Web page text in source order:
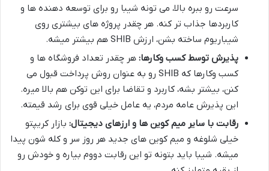
سرعت رو ببره بالا، می تونه شیبا رو برای توسعه دهنده ها و
کاربردها جذاب تر کنه. هر چقدر پروژه های بیشتری روی
شیباریوم ساخته بشن، ارزش SHIB هم بیشتر میشه.
پذیرش توسط کسب وکارها: هر چقدر تعداد فروشگاه ها و
کسب وکارها که SHIB رو به عنوان روش پرداخت قبول می
کنن، بیشتر بشه، کاربرد و تقاضا برای این توکن هم بالا میره.
این پذیرش عامه مردم، یه عامل خیلی قوی برای رشد قیمته.
رقابت با سایر میم کوین ها و ارزهای دیجیتال: بازار کریپتو
خیلی شلوغه و میم کوین های جدید هر روز سر و کله شون پیدا
میشه. شیبا باید بتونه تو این رقابت دووم بیاره و خودش رو